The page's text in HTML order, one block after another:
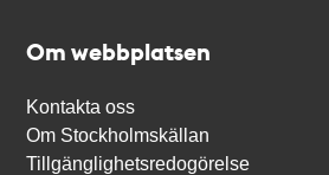
Om webbplatsen
Kontakta oss
Om Stockholmskällan
Tillgänglighetsredogörelse